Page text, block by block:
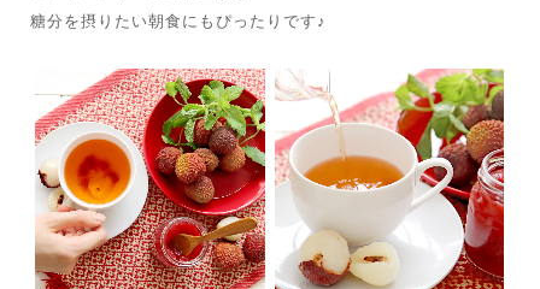
糖分を摂りたい朝食にもぴったりです♪